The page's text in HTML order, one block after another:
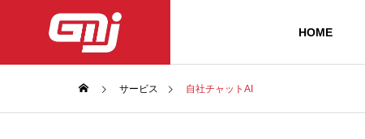
HOME
サービス 自社チャットAI